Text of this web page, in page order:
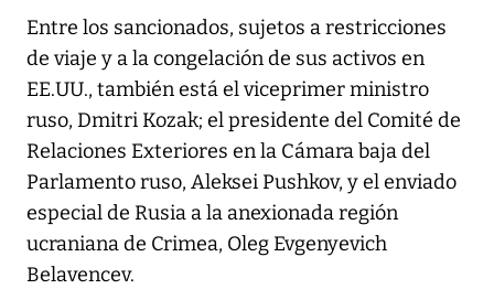
Entre los sancionados, sujetos a restricciones
de viaje y a la congelación de sus activos en
EE.UU., también está el viceprimer ministro
ruso, Dmitri Kozak; el presidente del Comité de
Relaciones Exteriores en la Cámara baja del
Parlamento ruso, Aleksei Pushkov, y el enviado
especial de Rusia a la anexionada región
ucraniana de Crimea, Oleg Evgenyevich
Belavencev.